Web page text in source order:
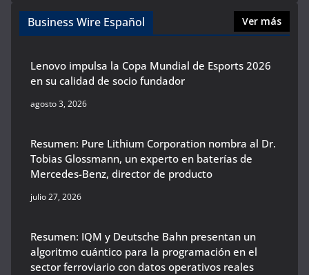
Business Wire Español Ver más
Lenovo impulsa la Copa Mundial de Esports 2026
en su calidad de socio fundador
agosto 3, 2026
Resumen: Pure Lithium Corporation nombra al Dr.
Tobias Glossmann, un experto en baterías de
Mercedes-Benz, director de producto
julio 27, 2026
Resumen: IQM y Deutsche Bahn presentan un
algoritmo cuántico para la programación en el
sector ferroviario con datos operativos reales